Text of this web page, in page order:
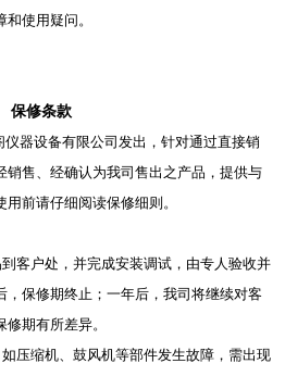
使用疑问。
保修条款
器设备有限公司发出，针对通过直接销
销售、经确认为我司售出之产品，提供与
前请仔细阅读保修细则。
客户处，并完成安装调试，由专人验收并
，保修期终止；一年后，我司将继续对客
期有所差异。
压缩机、鼓风机等部件发生故障，需出现